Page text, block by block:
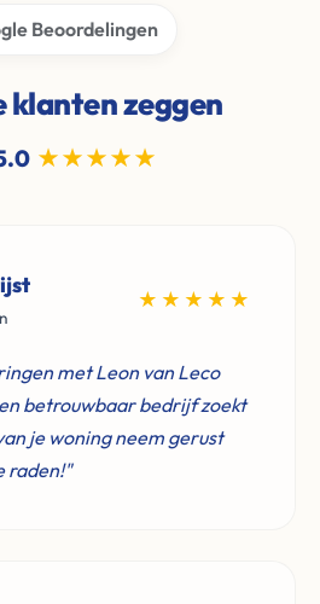
Beoordelingen
klanten zeggen
★★★★★
★★★★★
met Leon van Leco
betrouwbaar bedrijf zoekt
je woning neem gerust
raden!"